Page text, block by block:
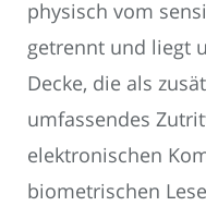
physisch vom
getrennt und liegt
Decke, die als
umfassendes
elektronischen
biometrischen